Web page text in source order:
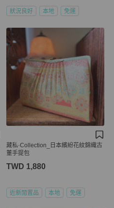
狀況良好 本地 免運
藏私·Collection_日本繽紛花紋錦織古
董手提包
TWD 1,880
近新閒置品 本地 免運